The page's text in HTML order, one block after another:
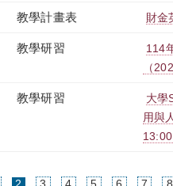
教學計畫表 財金
教學研習
114
（
教學研習
大學
用與
(current)